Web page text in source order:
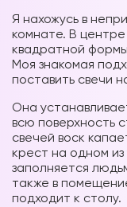
Я нахожусь в
комнате. В
квадратной
Моя знакомая
поставить свечи
Она
всю поверхность
свечей воск
крест на одном из
заполняется
также в
подходит к столу.